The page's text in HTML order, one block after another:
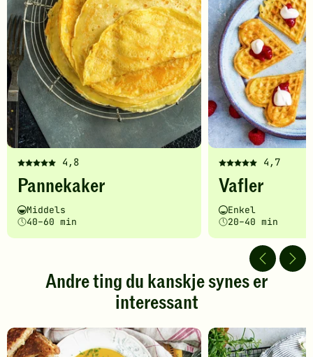
4,8
Denne
oppskriften
fått
5
av
stjerner.
gi
din
Pannekaker
Vanskelighetsgrad
Middels
Tilberedningstid
40–60 min
4,7
Denne
oppskriften
fått
5
av
stjerner.
Klikk
gi
din
Vafler
Vanskelighetsgrad
Enkel
Tilberedningstid
20–40 min
Andre ting du kanskje synes er
interessant